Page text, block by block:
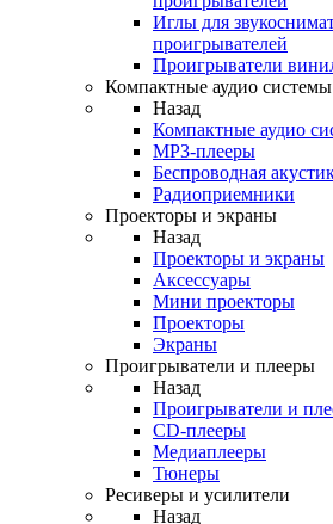
Иглы для
проигрывателей
Проигрыватели
Компактные аудио системы
Назад
Компактные аудио
MP3-плееры
Беспроводная
Радиоприемники
Проекторы и экраны
Назад
Проекторы и экраны
Аксессуары
Мини проекторы
Проекторы
Экраны
Проигрыватели и плееры
Назад
Проигрыватели и
CD-плееры
Медиаплееры
Тюнеры
Ресиверы и усилители
Назад